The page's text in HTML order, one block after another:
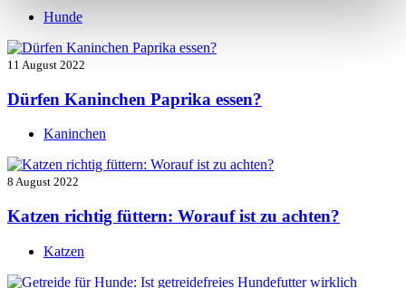
Hunde
11 August 2022
Dürfen Kaninchen Paprika essen?
Kaninchen
8 August 2022
Katzen richtig füttern: Worauf ist zu achten?
Katzen